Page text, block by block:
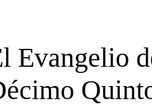
Evangelio